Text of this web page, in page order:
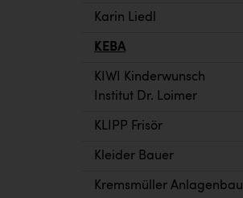
Karin Liedl
KEBA
KIWI Kinderwunsch
Institut Dr. Loimer
KLIPP Frisör
Kleider Bauer
Kremsmüller Anlagenbau